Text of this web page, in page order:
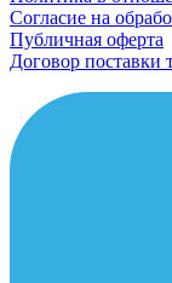
Согласие на
Публичная оферта
Договор поставки